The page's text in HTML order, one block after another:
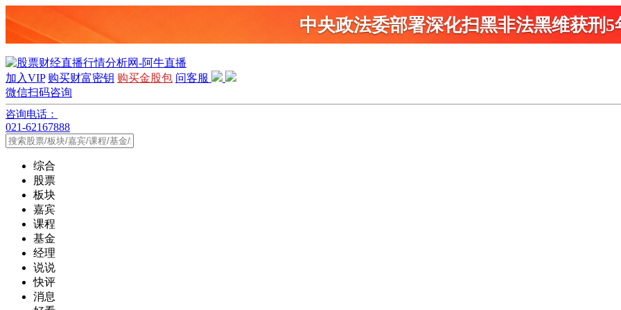
中央政法委部署深化扫黑非法黑维获刑5
加入VIP 购买财富密钥 购买金股包 问客服
微信扫码咨询
咨询电话：
021-62167888
综合
股票
板块
嘉宾
课程
基金
经理
说说
快评
消息